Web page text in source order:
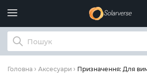
Головна Аксесуари Призначення: Для